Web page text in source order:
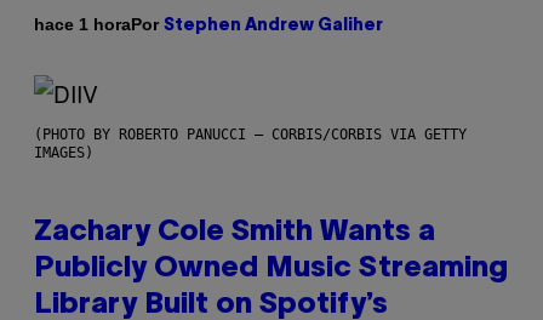
hace 1 horaPor Stephen Andrew Galiher
(PHOTO BY ROBERTO PANUCCI – CORBIS/CORBIS VIA GETTY
IMAGES)
Zachary Cole Smith Wants a
Publicly Owned Music Streaming
Library Built on Spotify’s